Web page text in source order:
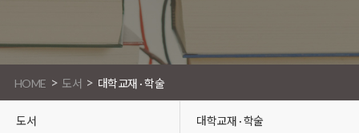
HOME > 도서 > 대학교재 · 학술
도서 대학교재 · 학술